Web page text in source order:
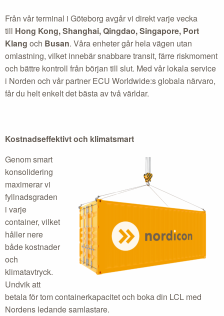
Från vår terminal i Göteborg avgår vi direkt varje vecka
till Hong Kong, Shanghai, Qingdao, Singapore, Port
Klang och Busan. Våra enheter går hela vägen utan
omlastning, vilket innebär snabbare transit, färre riskmoment
och bättre kontroll från början till slut. Med vår lokala service
i Norden och vår partner ECU Worldwide:s globala närvaro,
får du helt enkelt det bästa av två världar.
Kostnadseffektivt och klimatsmart
Genom smart
konsolidering
maximerar vi
fyllnadsgraden
i varje
container, vilket
håller nere
både kostnader
och
klimatavtryck.
Undvik att
betala för tom containerkapacitet och boka din LCL med
Nordens ledande samlastare.